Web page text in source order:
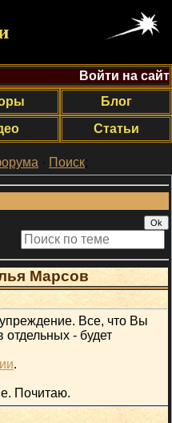
Войти на сайт
Блог
Статьи
· Поиск;
Марсов
Все, что Вы
отдельных - будет
.
Почитаю.